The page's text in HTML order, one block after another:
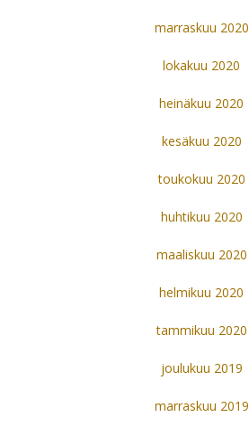
marraskuu 2020
lokakuu 2020
heinäkuu 2020
kesäkuu 2020
toukokuu 2020
huhtikuu 2020
maaliskuu 2020
helmikuu 2020
tammikuu 2020
joulukuu 2019
marraskuu 2019